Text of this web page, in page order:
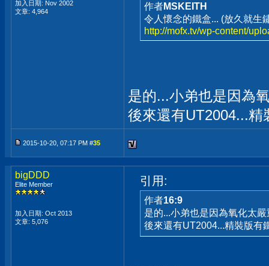
加入日期: Nov 2002
文章: 4,964
作者MSKEITH
令人懷念的鐵盒... (放久就生
http://mofx.tv/wp-content/
是的...小弟也是因為
後來還有UT2004...精
2015-10-20, 07:17 PM #35
bigDDD
Elite Member
加入日期: Oct 2013
文章: 5,076
引用:
作者16:9
是的...小弟也是因為氧化太
後來還有UT2004...精裝版有